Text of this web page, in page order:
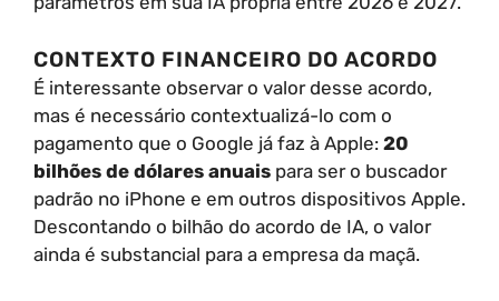
CONTEXTO FINANCEIRO DO ACORDO
É interessante observar o valor desse acordo,
mas é necessário contextualizá-lo com o
pagamento que o Google já faz à Apple: 20
bilhões de dólares anuais para ser o buscador
padrão no iPhone e em outros dispositivos Apple.
Descontando o bilhão do acordo de IA, o valor
ainda é substancial para a empresa da maçã.